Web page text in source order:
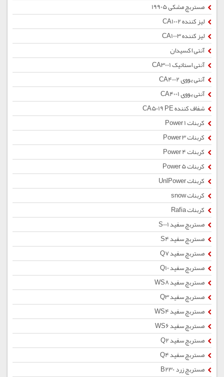
مستربچ مشکی 19905
لیز کننده CA1002
لیز کننده CA1003
آنتی اکسیدان
آنتی استاتیک CA3001
آنتی یووی CA4002
آنتی یووی CA4001
شفاف کننده CA5019 PE
کربنات Power 1
کربنات Power 3
کربنات Power 4
کربنات Power 5
کربنات UnlPower
کربنات snow
کربنات Rafia
مستربچ سفید S001
مستربچ سفید S4
مستربچ سفید Q7
مستربچ سفید Q10
مستربچ سفید WS8
مستربچ سفید Q3
مستربچ سفید WS4
مستربچ سفید WS6
مستربچ سفید Q2
مستربچ سفید Q4
مستربچ زرد B230